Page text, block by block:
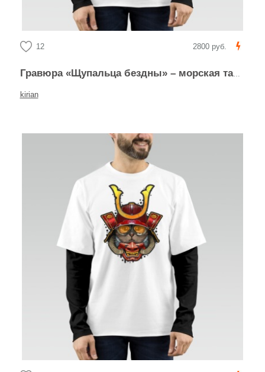
12 2800 руб.
Гравюра «Щупальца бездны» – морская тайна
kirian